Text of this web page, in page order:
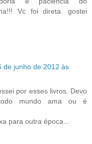
Vc foi direta. gostei
de junho de 2012 às
por esses livros. Devo
mundo ama ou é
para outra época...